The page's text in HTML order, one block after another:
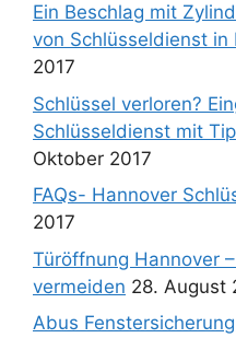
Ein Beschlag mit
von Schlüsseldienst in
2017
Schlüssel verloren?
Schlüsseldienst mit
Oktober 2017
FAQs- Hannover
2017
Türöffnung Hannover
vermeiden 28. August
Abus